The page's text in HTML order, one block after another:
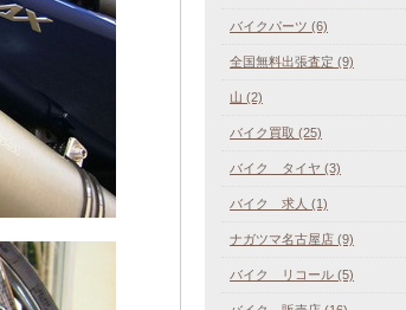
バイクパーツ (6)
全国無料出張査定 (9)
山 (2)
バイク買取 (25)
バイク タイヤ (3)
バイク 求人 (1)
ナガツマ名古屋店 (9)
バイク リコール (5)